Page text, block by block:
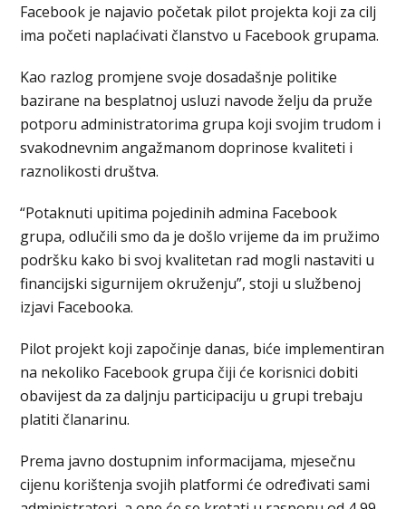
Facebook je najavio početak pilot projekta koji za cilj
ima početi naplaćivati članstvo u Facebook grupama.
Kao razlog promjene svoje dosadašnje politike
bazirane na besplatnoj usluzi navode želju da pruže
potporu administratorima grupa koji svojim trudom i
svakodnevnim angažmanom doprinose kvaliteti i
raznolikosti društva.
“Potaknuti upitima pojedinih admina Facebook
grupa, odlučili smo da je došlo vrijeme da im pružimo
podršku kako bi svoj kvalitetan rad mogli nastaviti u
financijski sigurnijem okruženju”, stoji u službenoj
izjavi Facebooka.
Pilot projekt koji započinje danas, biće implementiran
na nekoliko Facebook grupa čiji će korisnici dobiti
obavijest da za daljnju participaciju u grupi trebaju
platiti članarinu.
Prema javno dostupnim informacijama, mjesečnu
cijenu korištenja svojih platformi će određivati sami